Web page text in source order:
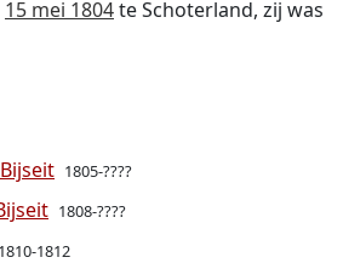
15 mei 1804te Schoterland, zij was
1805-????
1808-????
1810-1812